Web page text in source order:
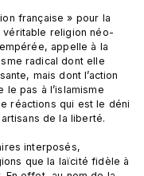
française » pour la
véritable religion néo-
appelle à la
radical dont elle
mais dont l’action
le pas à l’islamisme
réactions qui est le déni
de la liberté.
interposés,
que la laïcité fidèle à